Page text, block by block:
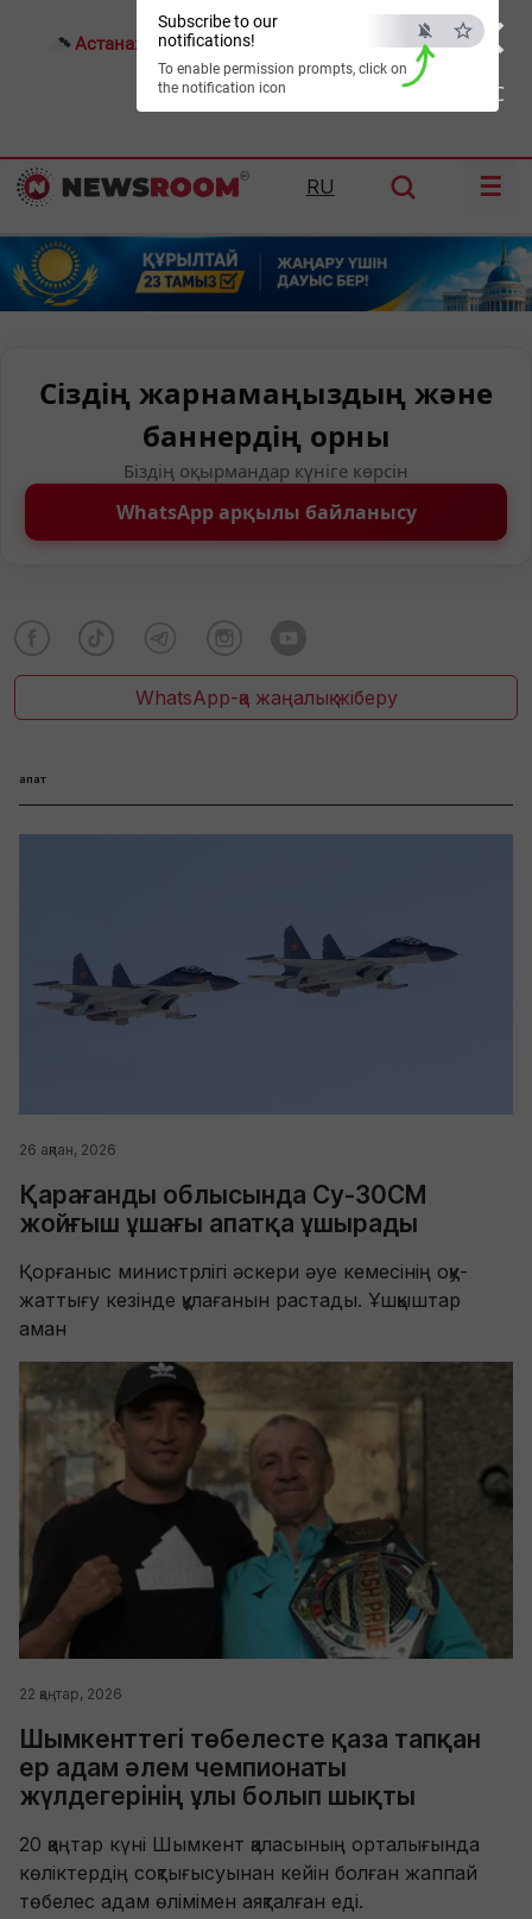
×
ESC
Subscribe to our
notifications!
To enable permission prompts, click on
the notification icon
Астана: 19°C Алматы: Шымкент:21°C
RU ☰
Сіздің жарнамаңыздың және
баннердің орны
Біздің оқырмандар күніге көрсін
WhatsApp арқылы байланысу
WhatsApp-қа жаңалық жіберу
апат
26 ақпан, 2026
Қарағанды облысында Су-30СМ
жойғыш ұшағы апатқа ұшырады
Қорғаныс министрлігі әскери әуе кемесінің оқу-
жаттығу кезінде құлағанын растады. Ұшқыштар
аман
22 қаңтар, 2026
Шымкенттегі төбелесте қаза тапқан
ер адам әлем чемпионаты
жүлдегерінің ұлы болып шықты
20 қаңтар күні Шымкент қаласының орталығында
көліктердің соқтығысуынан кейін болған жаппай
төбелес адам өлімімен аяқталған еді.